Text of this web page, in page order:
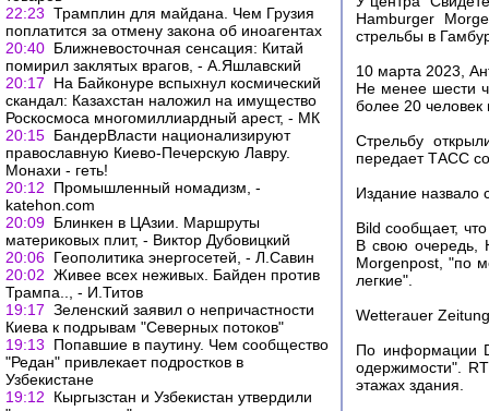
22:23 Трамплин для майдана. Чем Грузия
поплатится за отмену закона об иноагентах
20:40 Ближневосточная сенсация: Китай
помирил заклятых врагов, - А.Яшлавский
20:17
На Байконуре вспыхнул космический
скандал: Казахстан наложил на имущество
Роскосмоса многомиллиардный арест, - МК
20:15 БандерВласти национализируют
православную Киево-Печерскую Лавру.
Монахи - геть!
20:12
Промышленный номадизм, -
katehon.com
20:09 Блинкен в ЦАзии. Маршруты
материковых плит, - Виктор Дубовицкий
20:06 Геополитика энергосетей, - Л.Савин
20:02 Живее всех неживых. Байден против
Трампа.., - И.Титов
19:17 Зеленский заявил о непричастности
Киева к подрывам "Северных потоков"
19:13
Попавшие в паутину. Чем сообщество
"Редан" привлекает подростков в
Узбекистане
19:12
Кыргызстан и Узбекистан утвердили
Hamburger
стрельбы в
10 марта 2023,
Не менее шести
более 20
Стрельбу
передает ТАСС
Издание
Bild сообщает,
В свою очередь,
Morgenpost, "по
легкие".
Wetterauer
По информации
одержимости".
этажах здания.